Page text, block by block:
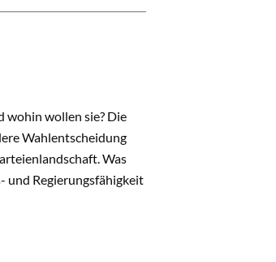
wohin wollen sie? Die
Wahlentscheidung
Was
und Regierungsfähigkeit